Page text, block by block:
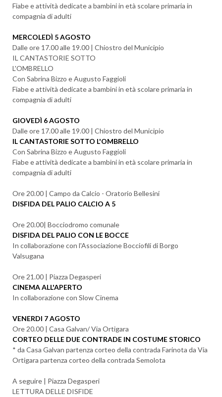
Fiabe e attività dedicate a bambini in età scolare primaria in
compagnia di adulti
MERCOLEDÌ 5 AGOSTO
Dalle ore 17.00 alle 19.00 | Chiostro del Municipio
IL CANTASTORIE SOTTO
L'OMBRELLO
Con Sabrina Bizzo e Augusto Faggioli
Fiabe e attività dedicate a bambini in età scolare primaria in
compagnia di adulti
GIOVEDÌ 6 AGOSTO
Dalle ore 17.00 alle 19.00 | Chiostro del Municipio
IL CANTASTORIE SOTTO L'OMBRELLO
Con Sabrina Bizzo e Augusto Faggioli
Fiabe e attività dedicate a bambini in età scolare primaria in
compagnia di adulti
Ore 20.00 | Campo da Calcio - Oratorio Bellesini
DISFIDA DEL PALIO CALCIO A 5
Ore 20.00| Bocciodromo comunale
DISFIDA DEL PALIO CON LE BOCCE
In collaborazione con l'Associazione Bocciofili di Borgo
Valsugana
Ore 21.00 | Piazza Degasperi
CINEMA ALL'APERTO
In collaborazione con Slow Cinema
VENERDI 7 AGOSTO
Ore 20.00 | Casa Galvan/ Via Ortigara
CORTEO DELLE DUE CONTRADE IN COSTUME STORICO
* da Casa Galvan partenza corteo della contrada Farinota da Via
Ortigara partenza corteo della contrada Semolota
A seguire | Piazza Degasperi
LETTURA DELLE DISFIDE